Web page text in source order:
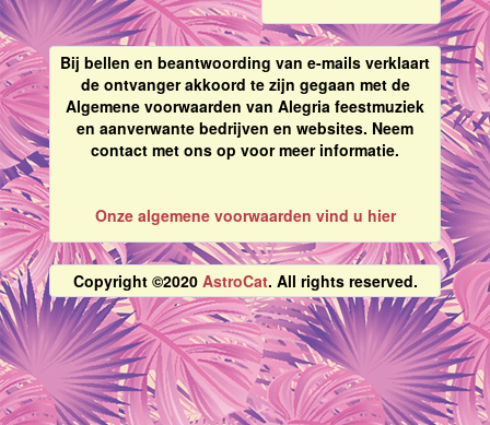
Bij bellen en beantwoording van e-mails verklaart
de ontvanger akkoord te zijn gegaan met de
Algemene voorwaarden van Alegria feestmuziek
en aanverwante bedrijven en websites. Neem
contact met ons op voor meer informatie.
Onze algemene voorwaarden vind u hier
Copyright ©2020 AstroCat. All rights reserved.